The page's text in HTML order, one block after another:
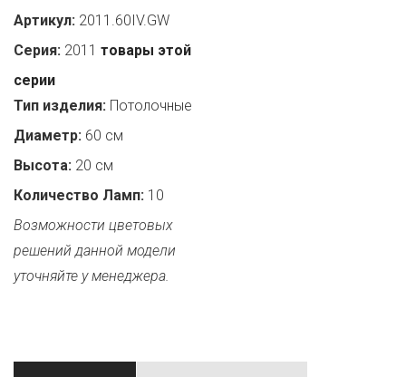
Артикул: 2011.60IV.GW
Серия: 2011 товары этой
серии
Тип изделия: Потолочные
Диаметр: 60 см
Высота: 20 см
Количество Ламп: 10
Возможности цветовых
решений данной модели
уточняйте у менеджера.